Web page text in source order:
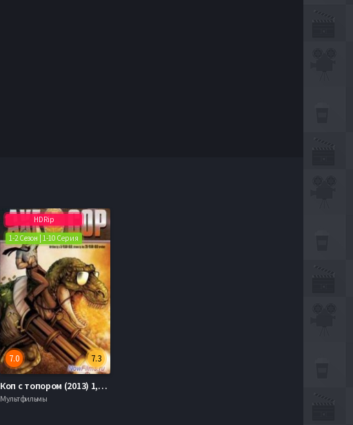
HDRip
1-2 Сезон | 1-10 Серия
7.3
7.0
Коп с топором (2013) 1,2 Сезон
Мультфильмы